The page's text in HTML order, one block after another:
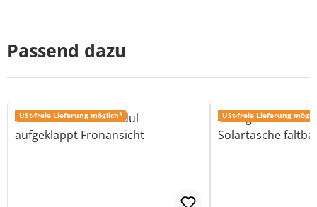
Passend dazu
USt-freie Lieferung möglich* USt-freie Lieferung